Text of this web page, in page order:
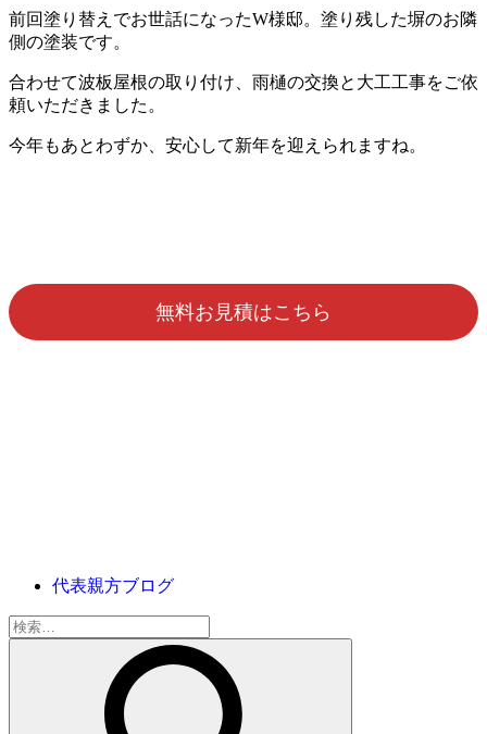
前回塗り替えでお世話になったW様邸。塗り残した塀のお隣
側の塗装です。
合わせて波板屋根の取り付け、雨樋の交換と大工工事をご依
頼いただきました。
今年もあとわずか、安心して新年を迎えられますね。
無料お見積はこちら
代表親方ブログ
検
索: